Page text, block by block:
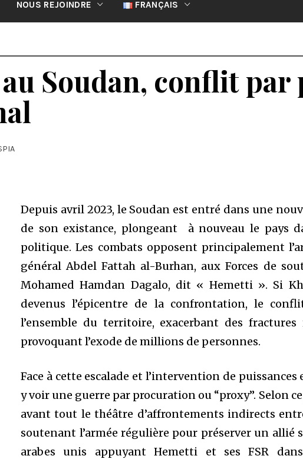
NOUS REJOINDRE FRANÇAIS
Soudan, conflit
Depuis avril 2023, le Soudan est entré dans une
de son existance, plongeant à nouveau le pays
politique. Les combats opposent principalement
général Abdel Fattah al-Burhan, aux Forces de
Mohamed Hamdan Dagalo, dit « Hemetti ». Si
devenus l’épicentre de la confrontation, le
l’ensemble du territoire, exacerbant des
provoquant l’exode de millions de personnes.
Face à cette escalade et l’intervention de
y voir une guerre par procuration ou “proxy”. Selon
avant tout le théâtre d’affrontements indirects
soutenant l’armée régulière pour préserver un allié
arabes unis appuyant Hemetti et ses FSR